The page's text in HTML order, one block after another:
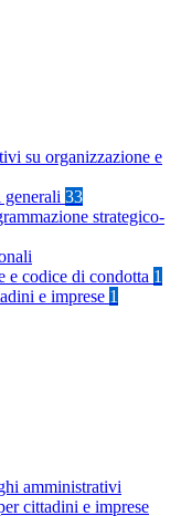
su organizzazione e
33
strategico-
e codice di condotta 1
e imprese 1
amministrativi
cittadini e imprese